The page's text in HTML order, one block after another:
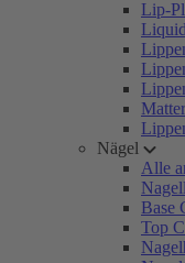
Lip-
Nägel
Alle
Base
Top